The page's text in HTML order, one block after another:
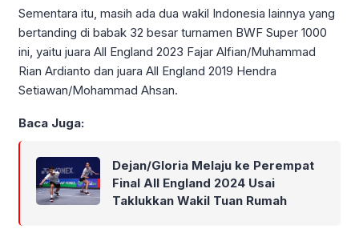
Sementara itu, masih ada dua wakil Indonesia lainnya yang
bertanding di babak 32 besar turnamen BWF Super 1000
ini, yaitu juara All England 2023 Fajar Alfian/Muhammad
Rian Ardianto dan juara All England 2019 Hendra
Setiawan/Mohammad Ahsan.
Baca Juga:
Dejan/Gloria Melaju ke Perempat
Final All England 2024 Usai
Taklukkan Wakil Tuan Rumah